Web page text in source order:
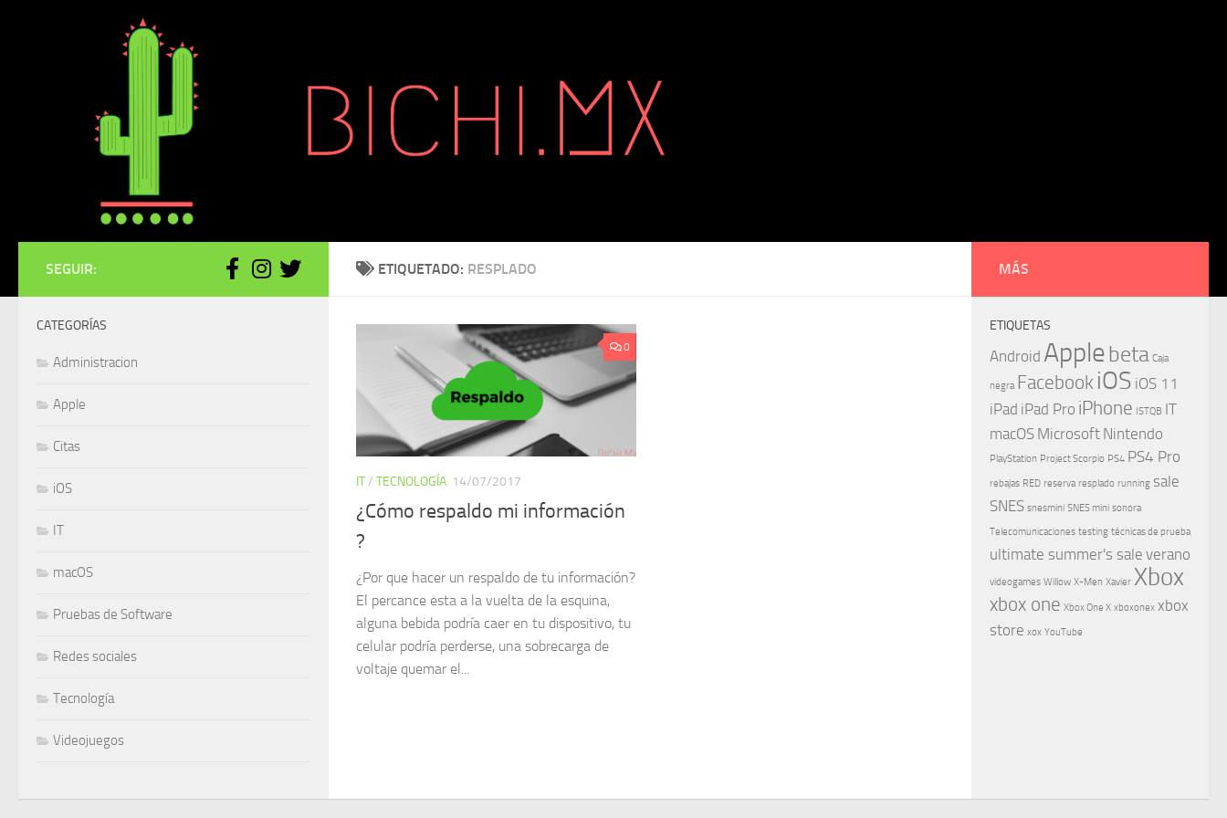
Saltar al contenido
ETIQUETADO: RESPLADO
0
IT/ TECNOLOGÍA 14/07/2017
¿Cómo respaldo mi información
?
¿Por que hacer un respaldo de tu información?
El percance esta a la vuelta de la esquina,
alguna bebida podría caer en tu dispositivo, tu
celular podría perderse, una sobrecarga de
voltaje quemar el...
SEGUIR:
CATEGORÍAS
Administracion
Apple
Citas
iOS
IT
macOS
Pruebas de Software
Redes sociales
Tecnología
Videojuegos
MÁS
ETIQUETAS
Android Applebeta Caja
negra Facebook iOS iOS 11
iPad iPad Pro iPhone ISTQB IT
macOS Microsoft Nintendo
PlayStation Project Scorpio PS4 PS4 Pro
rebajas RED reserva resplado running sale
SNES snesmini SNES mini sonora
Telecomunicaciones testing técnicas de prueba
ultimate summer's sale verano
videogames Willow X-Men Xavier Xbox
xbox one Xbox One X xboxonex xbox
store xox YouTube